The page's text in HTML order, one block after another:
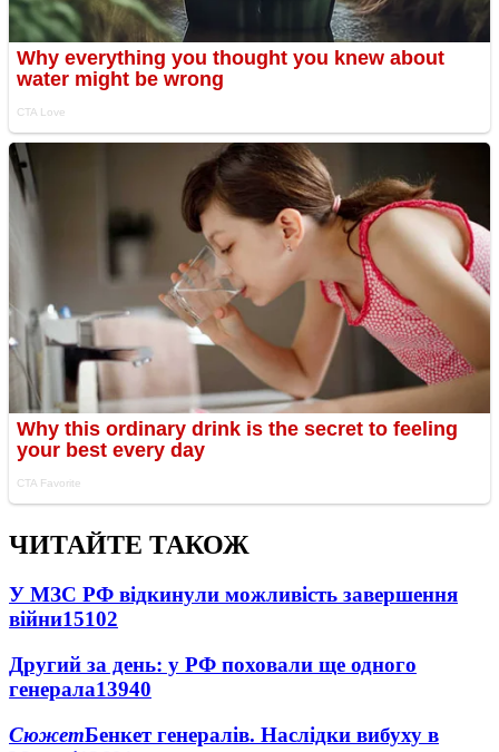
ЧИТАЙТЕ ТАКОЖ
У МЗС РФ відкинули можливість завершення
війни15102
Другий за день: у РФ поховали ще одного
генерала13940
СюжетБенкет генералів. Наслідки вибуху в